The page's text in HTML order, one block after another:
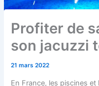
Profiter de
son jacuzzi
21 mars 2022
En France, les piscines